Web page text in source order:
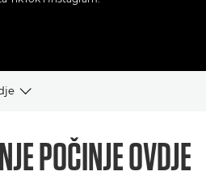
profesionalno snimanje vlogova
POČINJE OVDJE